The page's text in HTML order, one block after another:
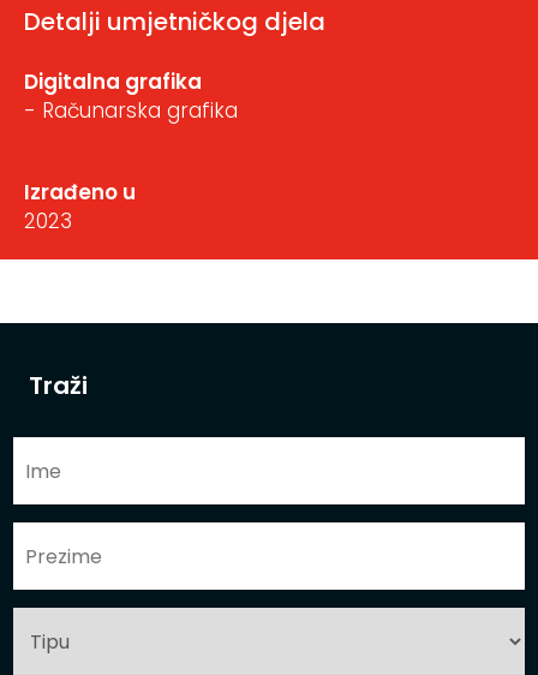
Traži
Detalji umjetničkog djela
Digitalna grafika
- Računarska grafika
Izrađeno u
2023